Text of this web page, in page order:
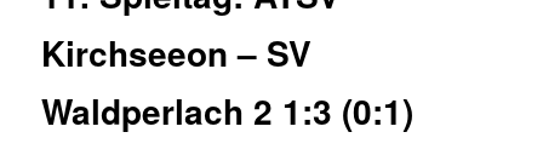
Kirchseeon – SV
Waldperlach 2 1:3 (0:1)